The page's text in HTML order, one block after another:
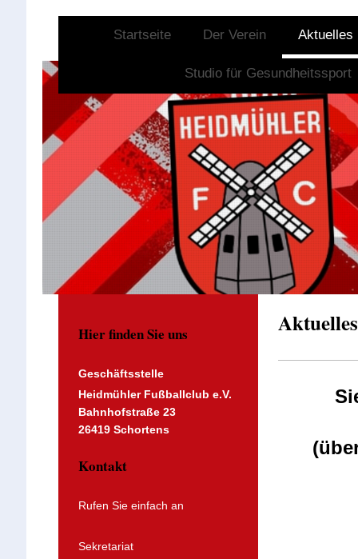
Startseite Der Verein Aktuelles
Studio für Gesundheitssport
Aktuelles
Hier finden Sie uns
Geschäftsstelle
Heidmühler Fußballclub e.V.
Bahnhofstraße 23
26419 Schortens
Kontakt
Rufen Sie einfach an
Sekretariat